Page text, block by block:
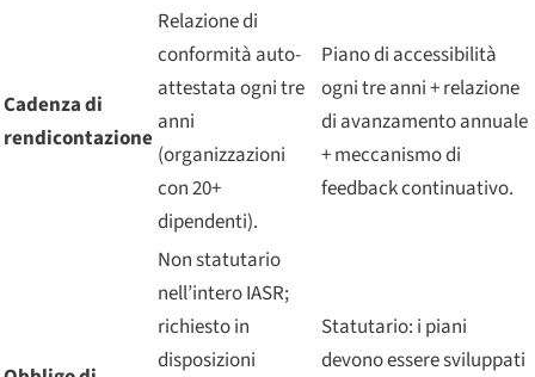
Cadenza di
rendicontazione
Relazione di
conformità auto-
attestata ogni tre
anni
(organizzazioni
con 20+
dipendenti).
Piano di accessibilità
ogni tre anni + relazione
di avanzamento annuale
+ meccanismo di
feedback continuativo.
Non statutario
nell’intero IASR;
richiesto in
disposizioni
Statutario: i piani
devono essere sviluppati